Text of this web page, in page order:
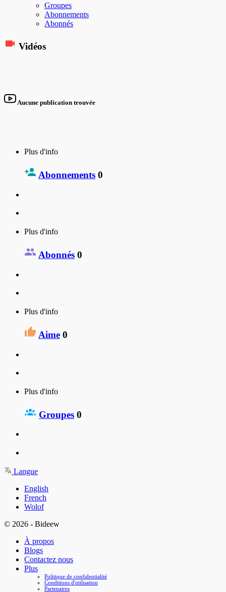
Groupes
Abonnements
Abonnés
Vidéos
Aucune publication trouvée
Plus d'info
Abonnements 0
Plus d'info
Abonnés 0
Plus d'info
Aime 0
Plus d'info
Groupes 0
Langue
English
French
Wolof
© 2026 - Bideew
À propos
Blogs
Contactez nous
Plus
Politique de confidentialité
Conditions d'utilisation
Partenaires